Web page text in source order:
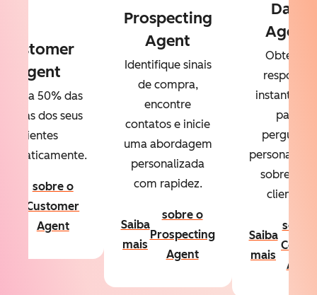
Customer
Agent
50% das
dos seus
clientes
sobre o
Customer
Agent
Prospecting
Agent
Identifique sinais
de compra,
encontre
contatos e inicie
uma abordagem
personalizada
com rapidez.
Saiba
mais
sobre o
Prospecting
Agent
Data
Agent
Obtenha
respostas
para
perguntas
sobre seus
clientes.
Saiba
mais
sobre